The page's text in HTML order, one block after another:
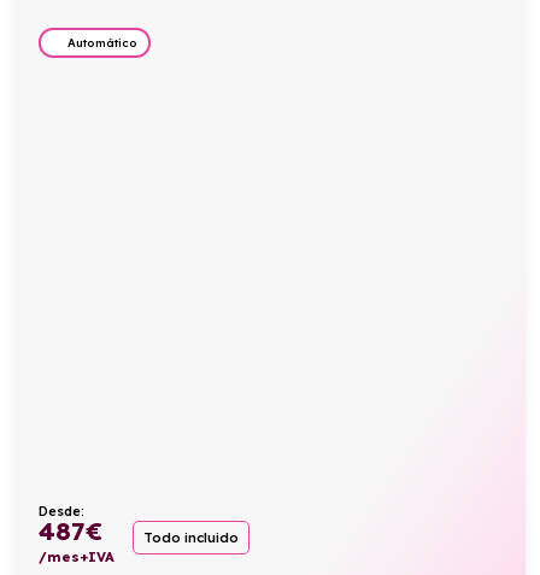
Automático
Desde:
487€
/mes+IVA
Todo incluido